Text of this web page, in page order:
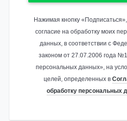
Нажимая кнопку
согласие на обработку моих
данных, в соответствии с
законом от 27.07.2006 года
персональных данных», на
целей, определенных в
обработку персональных